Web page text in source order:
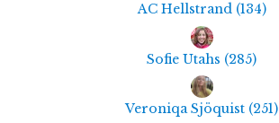
AC Hellstrand (134)
Sofie Utahs (285)
Veroniqa Sjöquist (251)